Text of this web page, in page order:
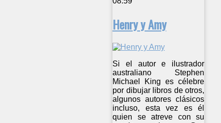
Henry y Amy
Si el autor e ilustrador
australiano Stephen
Michael King es célebre
por dibujar libros de otros,
algunos autores clásicos
incluso, esta vez es él
quien se atreve con su